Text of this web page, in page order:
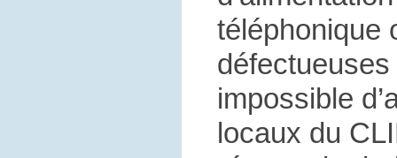
téléphonique
défectueuses
impossible
locaux du